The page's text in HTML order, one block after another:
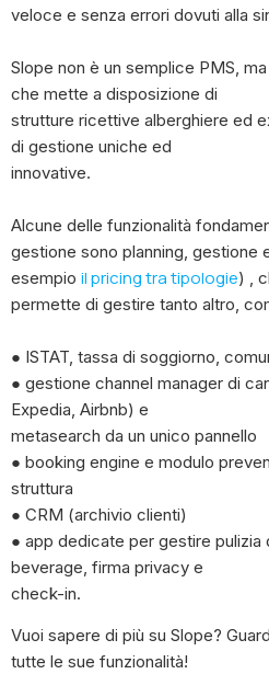
veloce e senza errori dovuti alla
Slope non è un semplice PMS,
che mette a disposizione di
strutture ricettive alberghiere ed
di gestione uniche ed
innovative.
Alcune delle funzionalità
gestione sono planning, gestione
esempio il pricing tra tipologie) ,
permette di gestire tanto altro,
● ISTAT, tassa di soggiorno,
● gestione channel manager di
Expedia, Airbnb) e
metasearch da un unico pannello
● booking engine e modulo
struttura
● CRM (archivio clienti)
● app dedicate per gestire
beverage, firma privacy e
check-in.
Vuoi sapere di più su Slope?
tutte le sue funzionalità!